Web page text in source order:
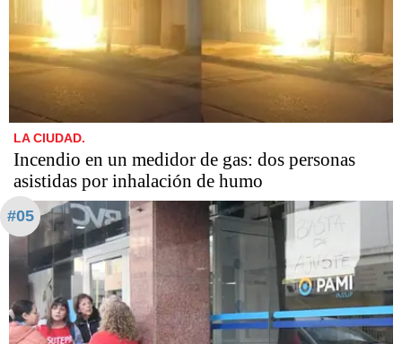
LA CIUDAD.
Incendio en un medidor de gas: dos personas
asistidas por inhalación de humo
#05